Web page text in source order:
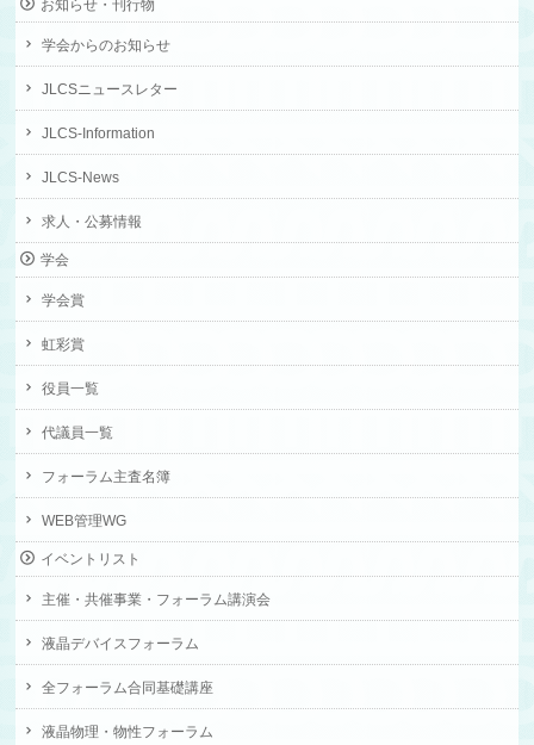
お知らせ・刊行物
学会からのお知らせ
JLCSニュースレター
JLCS-Information
JLCS-News
求人・公募情報
学会
学会賞
虹彩賞
役員一覧
代議員一覧
フォーラム主査名簿
WEB管理WG
イベントリスト
主催・共催事業・フォーラム講演会
液晶デバイスフォーラム
全フォーラム合同基礎講座
液晶物理・物性フォーラム